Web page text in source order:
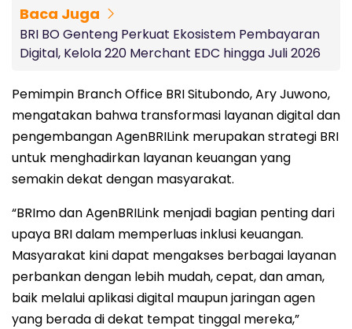
Baca Juga
BRI BO Genteng Perkuat Ekosistem Pembayaran
Digital, Kelola 220 Merchant EDC hingga Juli 2026
Pemimpin Branch Office BRI Situbondo, Ary Juwono,
mengatakan bahwa transformasi layanan digital dan
pengembangan AgenBRILink merupakan strategi BRI
untuk menghadirkan layanan keuangan yang
semakin dekat dengan masyarakat.
“BRImo dan AgenBRILink menjadi bagian penting dari
upaya BRI dalam memperluas inklusi keuangan.
Masyarakat kini dapat mengakses berbagai layanan
perbankan dengan lebih mudah, cepat, dan aman,
baik melalui aplikasi digital maupun jaringan agen
yang berada di dekat tempat tinggal mereka,”